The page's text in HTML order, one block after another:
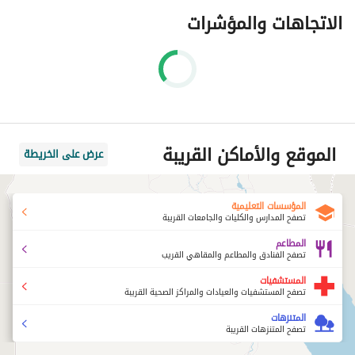
الاتجاهات والمؤشرات
الموقع والأماكن القريبة عرض على الخريطة
المؤسسات التعليمية
تصفح المدارس والكليات والجامعات القريبة
المطاعم
تصفح الفنادق والمطاعم والمقاهي القريب
المستشفيات
تصفح المستشفيات والعيادات والمراكز الصحية القريبة
المتنزهات
تصفح المتنزهات القريبة